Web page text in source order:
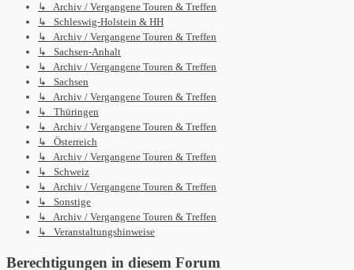
↳ Archiv / Vergangene Touren & Treffen
↳ Schleswig-Holstein & HH
↳ Archiv / Vergangene Touren & Treffen
↳ Sachsen-Anhalt
↳ Archiv / Vergangene Touren & Treffen
↳ Sachsen
↳ Archiv / Vergangene Touren & Treffen
↳ Thüringen
↳ Archiv / Vergangene Touren & Treffen
↳ Österreich
↳ Archiv / Vergangene Touren & Treffen
↳ Schweiz
↳ Archiv / Vergangene Touren & Treffen
↳ Sonstige
↳ Archiv / Vergangene Touren & Treffen
↳ Veranstaltungshinweise
Berechtigungen in diesem Forum